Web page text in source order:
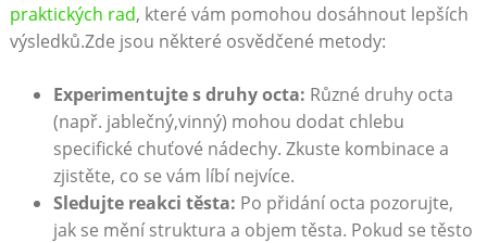
‍praktických rad, které vám pomohou dosáhnout lepších
výsledků.Zde jsou některé osvědčené metody:
Experimentujte s‍ druhy octa: Různé druhy octa‌
(např. jablečný,vinný) ⁢mohou dodat⁤ chlebu
specifické chuťové nádechy. Zkuste kombinace a
zjistěte, co se⁢ vám líbí nejvíce.
Sledujte ‍reakci těsta: Po přidání octa pozorujte,
jak se mění struktura a objem těsta. Pokud​ se těsto